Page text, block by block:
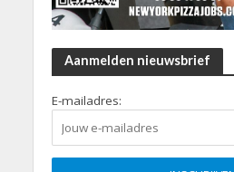
Aanmelden nieuwsbrief
E-mailadres: